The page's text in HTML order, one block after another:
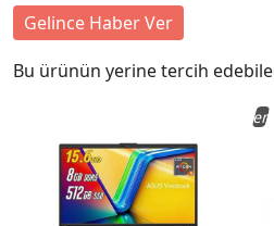
Gelince Haber Ver
Bu ürünün yerine tercih
Yeni